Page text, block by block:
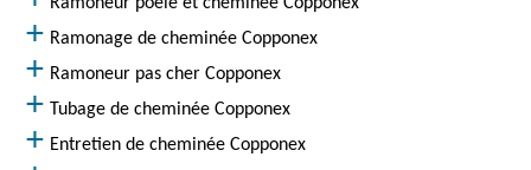
Ramonage de cheminée Copponex
Ramoneur pas cher Copponex
Tubage de cheminée Copponex
Entretien de cheminée Copponex